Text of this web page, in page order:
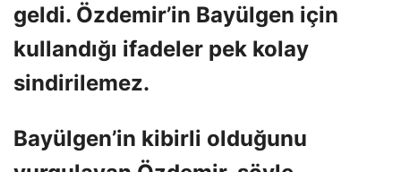
geldi. Özdemir’in Bayülgen için
kullandığı ifadeler pek kolay
sindirilemez.
Bayülgen’in kibirli olduğunu